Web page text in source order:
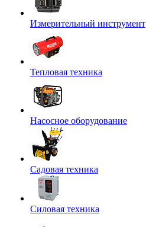
Измерительный инструмент
Тепловая техника
Насосное оборудование
Садовая техника
Силовая техника